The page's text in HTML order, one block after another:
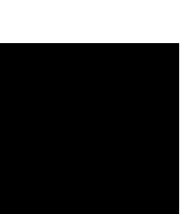
Folii termoformare Zendura 0,625 mm,